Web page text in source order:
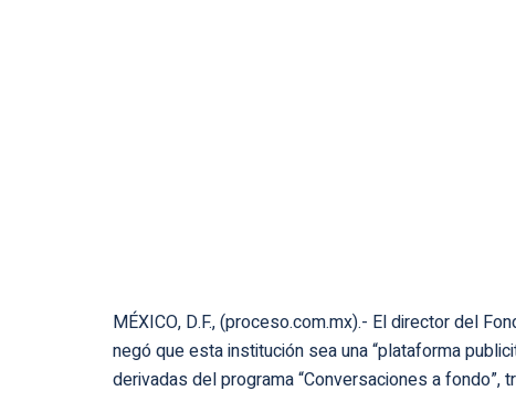
MÉXICO, D.F., (proceso.com.mx).- El director del
negó que esta institución sea una “plataforma
derivadas del programa “Conversaciones a fondo”,